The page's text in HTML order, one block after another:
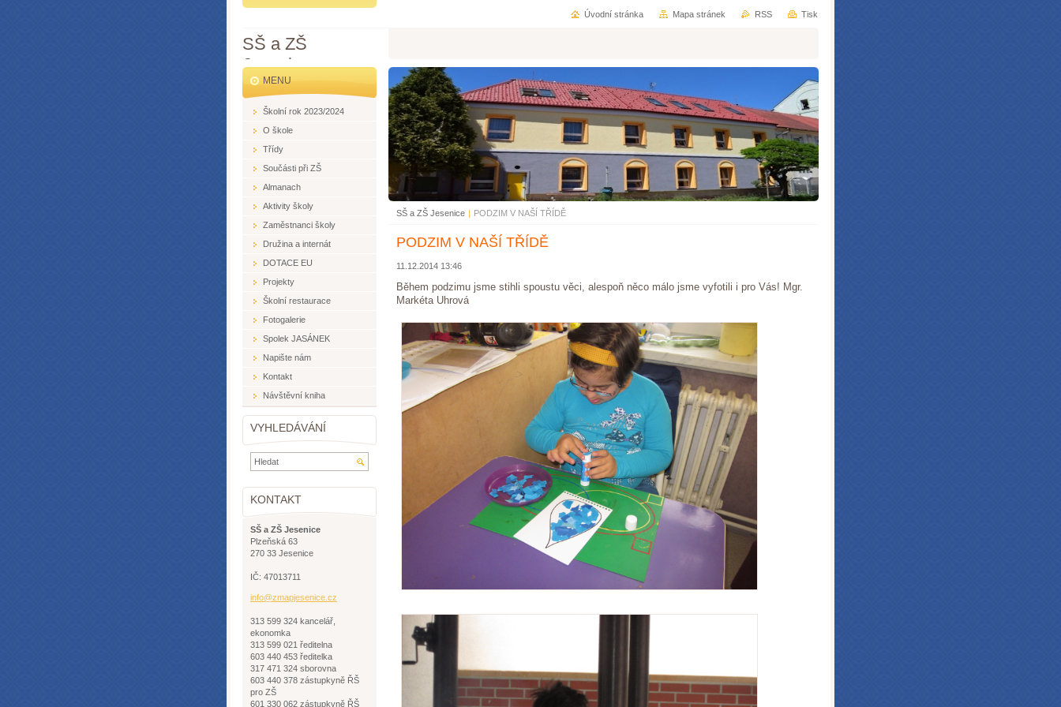
SŠ a ZŠ
Jesenice
SŠ a ZŠ Jesenice | PODZIM V NAŠÍ TŘÍDĚ
PODZIM V NAŠÍ TŘÍDĚ
11.12.2014 13:46
Během podzimu jsme stihli spoustu věci, alespoň něco málo jsme vyfotili i pro Vás! Mgr.
Markéta Uhrová
MENU
Školní rok 2023/2024
O škole
Třídy
Součásti při ZŠ
Almanach
Aktivity školy
Zaměstnanci školy
Družina a internát
DOTACE EU
Projekty
Školní restaurace
Fotogalerie
Spolek JASÁNEK
Napište nám
Kontakt
Návštěvní kniha
VYHLEDÁVÁNÍ
KONTAKT
SŠ a ZŠ Jesenice
Plzeňská 63
270 33 Jesenice
IČ: 47013711
info@zmapjesenice.cz
313 599 324 kancelář,
ekonomka
313 599 021 ředitelna
603 440 453 ředitelka
317 471 324 sborovna
603 440 378 zástupkyně ŘŠ
pro ZŠ
601 330 062 zástupkyně ŘŠ
Úvodní stránka Mapa stránek RSS Tisk